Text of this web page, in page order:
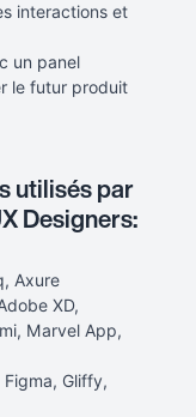
interactions et
un panel
le futur produit
utilisés par
Designers:
Axure
XD,
Marvel App,
Gliffy,